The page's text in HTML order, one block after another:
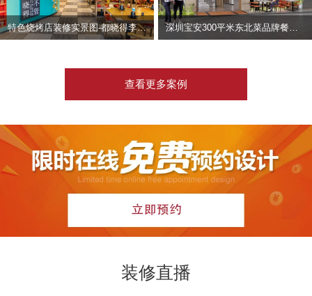
特色烧烤店装修实景图-都晓得李不管
查看更多案例
装修直播